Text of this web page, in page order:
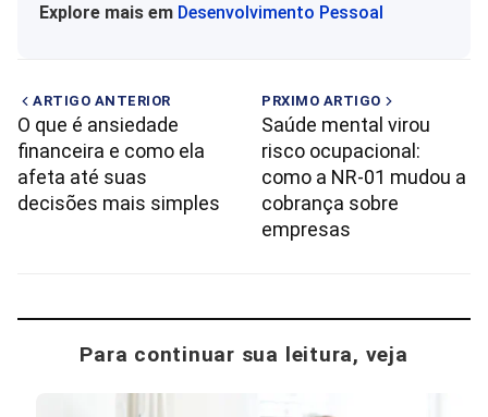
Explore mais em Desenvolvimento Pessoal
ARTIGO ANTERIOR
O que é ansiedade
financeira e como ela
afeta até suas
decisões mais simples
PRXIMO ARTIGO
Saúde mental virou
risco ocupacional:
como a NR-01 mudou a
cobrança sobre
empresas
Para continuar sua leitura, veja